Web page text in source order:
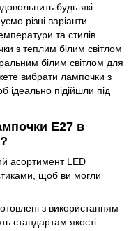
будь-які
різні варіанти
та стилів
з теплим білим світлом
білим світлом для
вибрати лампочки з
підійшли під
E27 в
асортимент LED
щоб ви могли
з використанням
стандартам якості.